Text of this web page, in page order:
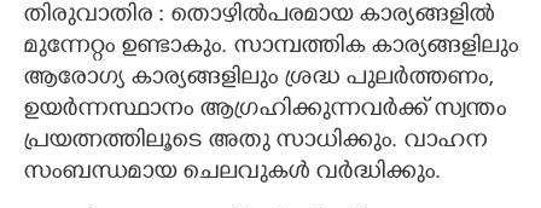
തിരുവാതിര : തൊഴിൽപരമായ കാര്യങ്ങളിൽ
മുന്നേറ്റം ഉണ്ടാകും. സാമ്പത്തിക കാര്യങ്ങളിലും
ആരോഗ്യ കാര്യങ്ങളിലും ശ്രദ്ധ പുലർത്തണം,
ഉയർന്നസ്ഥാനം ആഗ്രഹിക്കുന്നവർക്ക് സ്വന്തം
പ്രയത്നത്തിലൂടെ അതു സാധിക്കും. വാഹന
സംബന്ധമായ ചെലവുകൾ വർദ്ധിക്കും.